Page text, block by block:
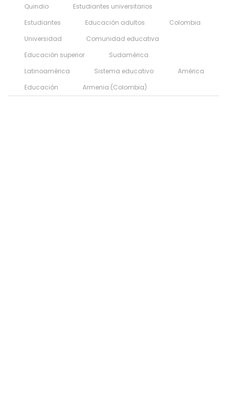
Quindio
Estudiantes universitarios
Estudiantes
Educación adultos
Colombia
Universidad
Comunidad educativa
Educación superior
Sudamérica
Latinoamérica
Sistema educativo
América
Educación
Armenia (Colombia)